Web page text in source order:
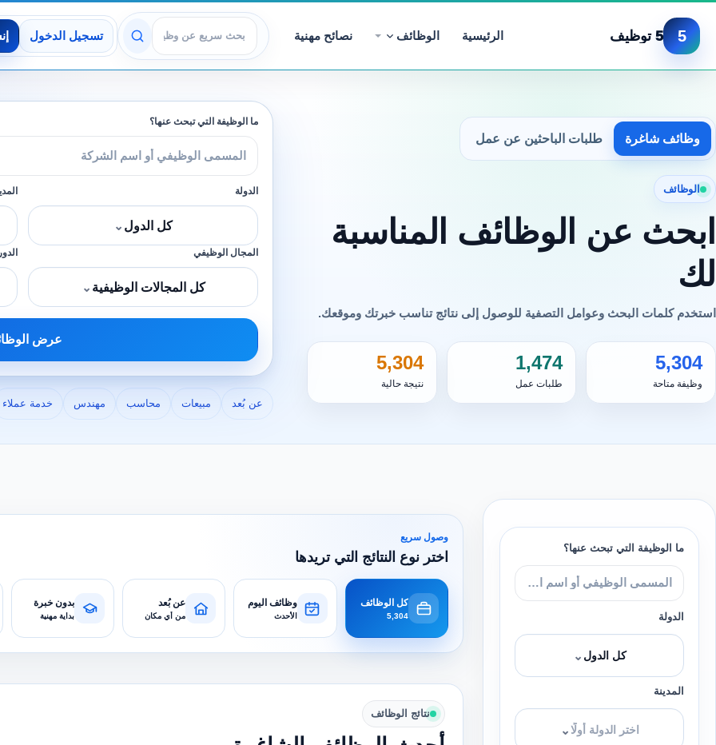
5 5 توظيف الرئيسية الوظائف نصائح مهنية
عرض الوظائف
تسجيل الدخول
وظائف شاغرة طلبات الباحثين عن عمل
الوظائف
ابحث عن الوظائف المناسبة
لك
استخدم كلمات البحث وعوامل التصفية للوصول إلى نتائج تناسب خبرتك وموقعك.
5,304
وظيفة متاحة
1,474
طلبات عمل
5,304
نتيجة حالية
ما الوظيفة التي تبحث عنها؟
الدولة
كل الدول ⌄
المجال الوظيفي
كل المجالات الوظيفية ⌄
عرض
عن بُعد مبيعات محاسب مهندس خدمة عملاء
ما الوظيفة التي تبحث عنها؟
الدولة
كل الدول ⌄
المدينة
اختر الدولة أولًا⌄
وصول سريع
اختر نوع النتائج التي تريدها
كل الوظائف
5,304
وظائف اليوم
الأحدث
عن بُعد
من أي مكان
بدون خبرة
بداية مهنية
نتائج الوظائف